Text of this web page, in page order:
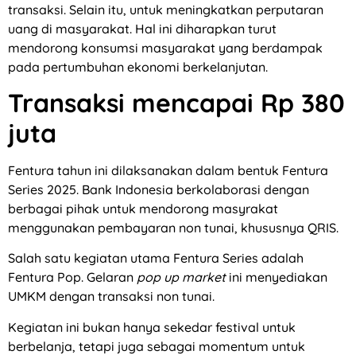
transaksi. Selain itu, untuk meningkatkan perputaran
uang di masyarakat. Hal ini diharapkan turut
mendorong konsumsi masyarakat yang berdampak
pada pertumbuhan ekonomi berkelanjutan.
Transaksi mencapai Rp 380
juta
Fentura tahun ini dilaksanakan dalam bentuk Fentura
Series 2025. Bank Indonesia berkolaborasi dengan
berbagai pihak untuk mendorong masyrakat
menggunakan pembayaran non tunai, khususnya QRIS.
Salah satu kegiatan utama Fentura Series adalah
Fentura Pop. Gelaran pop up marketini menyediakan
UMKM dengan transaksi non tunai.
Kegiatan ini bukan hanya sekedar festival untuk
berbelanja, tetapi juga sebagai momentum untuk